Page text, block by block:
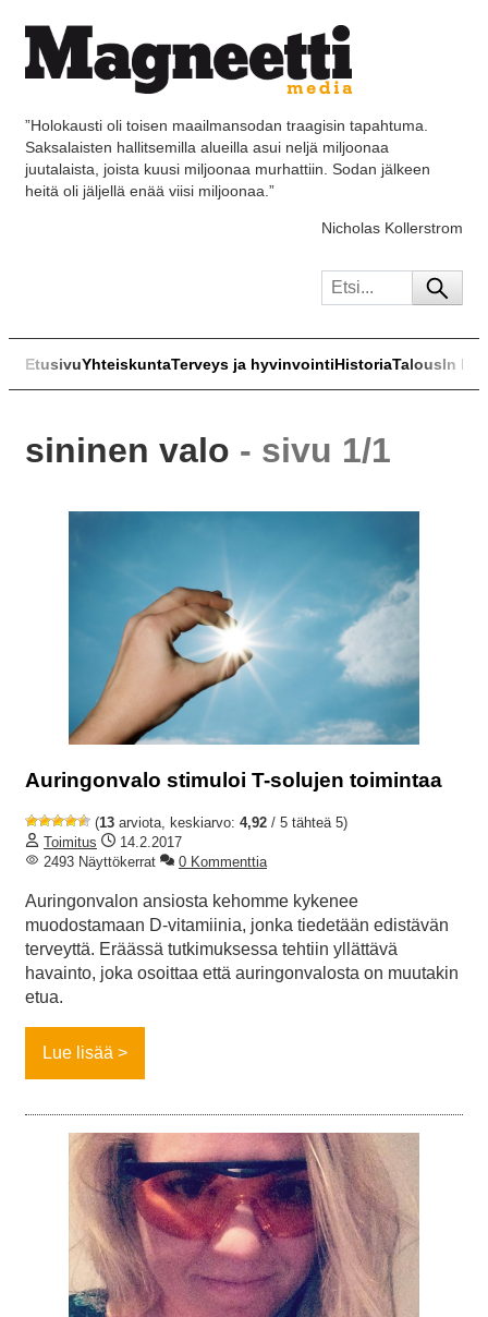
”Holokausti oli toisen maailmansodan traagisin tapahtuma.
Saksalaisten hallitsemilla alueilla asui neljä miljoonaa
juutalaista, joista kuusi miljoonaa murhattiin. Sodan jälkeen
heitä oli jäljellä enää viisi miljoonaa.”
Nicholas Kollerstrom
EtusivuYhteiskuntaTerveys ja hyvinvointiHistoriaTalousIn
sininen valo - sivu 1/1
Auringonvalo stimuloi T-solujen toimintaa
(13 arviota, keskiarvo: 4,92 / 5 tähteä 5)
Toimitus
14.2.2017
2493 Näyttökerrat
0 Kommenttia
Auringonvalon ansiosta kehomme kykenee
muodostamaan D-vitamiinia, jonka tiedetään edistävän
terveyttä. Eräässä tutkimuksessa tehtiin yllättävä
havainto, joka osoittaa että auringonvalosta on muutakin
etua.
Lue lisää